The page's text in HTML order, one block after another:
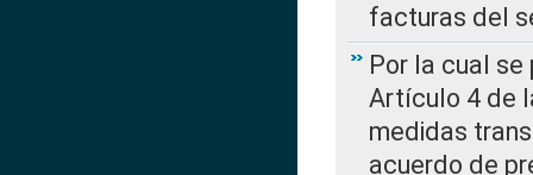
facturas del
Por la cual
Artículo 4 de
medidas
acuerdo de